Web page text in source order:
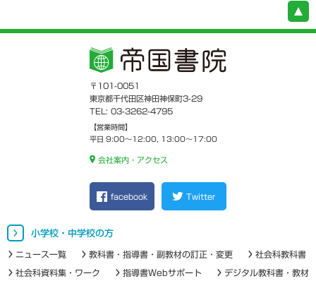
〒101-0051
東京都千代田区神田神保町3-29
TEL: 03-3262-4795
【営業時間】
平日 9:00～12:00, 13:00～17:00
会社案内・アクセス
facebook Twitter
小学校・中学校の方
ニュース一覧 教科書・指導書・副教材の訂正・変更 社会科教科書
社会科資料集・ワーク 指導書Webサポート デジタル教科書・教材